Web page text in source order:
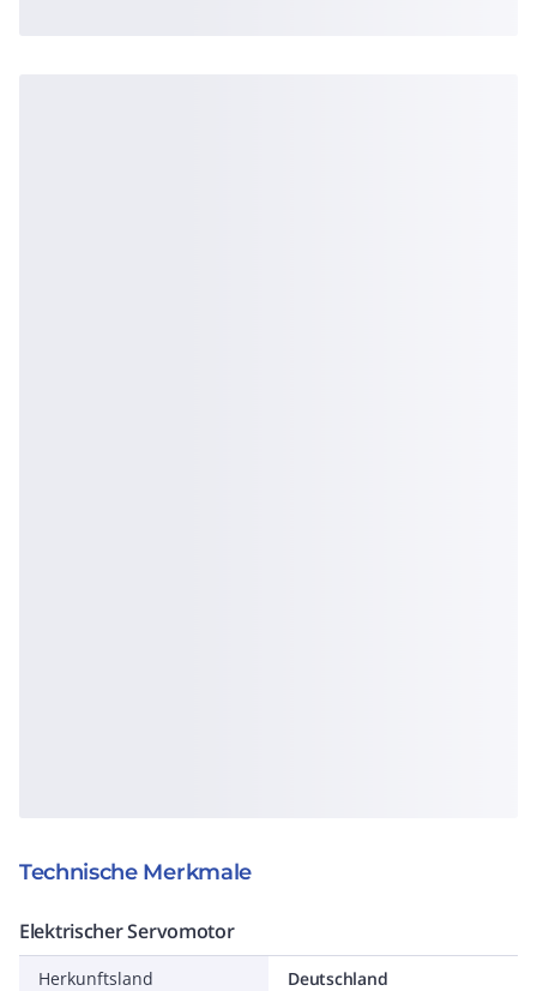
Technische Merkmale
Elektrischer Servomotor
Herkunftsland
Deutschland